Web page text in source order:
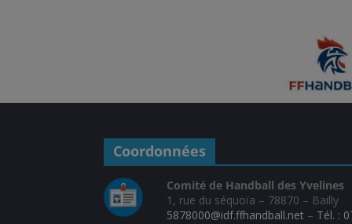
Coordonnées
Comité de Handball des Yvelines
1, rue du séquoïa – 78870 – Bailly
5878000@idf.ffhandball.net – Tél. :